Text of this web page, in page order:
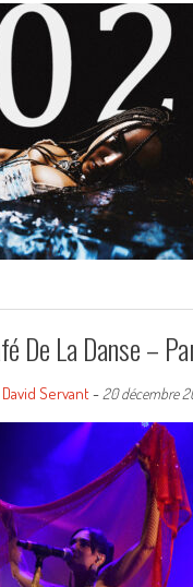
De La Danse –
David Servant- 20 décembre